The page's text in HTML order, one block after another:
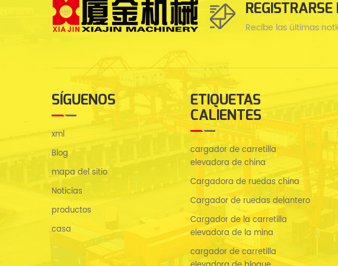
Recibe las últimas
SÍGUENOS
xml
Blog
mapa del sitio
Noticias
productos
casa
ETIQUETAS
CALIENTES
cargador de carretilla
elevadora de china
Cargadora de ruedas china
Cargador de ruedas delantero
Cargador de la carretilla
elevadora de la mina
cargador de carretilla